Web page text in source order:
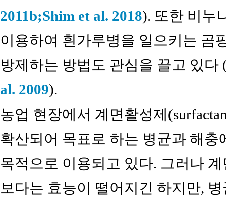
2011b;Shim et al. 2018). 또한 비누
이용하여 흰가루병을 일으키는 곰
방제하는 방법도 관심을 끌고 있다
al. 2009).
농업 현장에서 계면활성제
확산되어 목표로 하는 병균과 해
목적으로 이용되고 있다. 그러나
보다는 효능이 떨어지긴 하지만,